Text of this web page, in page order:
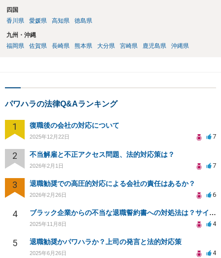
四国
香川県
愛媛県 高知県 徳島県
九州・沖縄
福岡県
佐賀県 長崎県 熊本県 大分県 宮崎県 鹿児島県 沖縄県
パワハラの法律Q&Aランキング
1 復職後の会社の対応について
2025年12月22日 7
2 不当解雇と不正アクセス問題、法的対応策は？
2026年2月1日 7
3 退職勧奨での高圧的対応による会社の責任はあるか？
2026年2月26日 6
4 ブラック企業からの不当な退職誓約書への対処法は？サインを断る方法は？
2025年11月8日 4
5 退職勧奨かパワハラか？上司の発言と法的対応策
2025年6月26日 4